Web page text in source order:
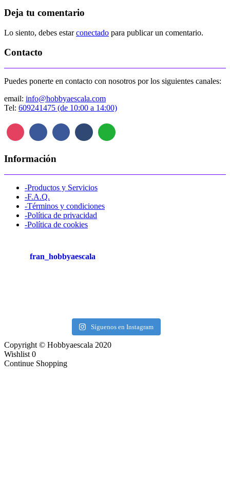
Deja tu comentario
Lo siento, debes estarconectado para publicar un comentario.
Contacto
Puedes ponerte en contacto con nosotros por los siguientes canales:
email: info@hobbyaescala.com
Tel: 609241475 (de 10:00 a 14:00)
Información
-Productos y Servicios
-F.A.Q.
-Términos y condiciones
-Política de privacidad
-Política de cookies
fran_hobbyaescala
Síguenos en Instagram
Copyright © Hobbyaescala 2020
Wishlist 0
Continue Shopping